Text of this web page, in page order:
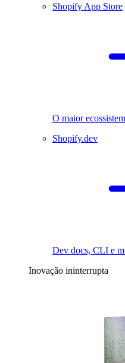
Shopify App Store
O maior
Shopify.dev
Dev docs, CLI e
Inovação ininterrupta